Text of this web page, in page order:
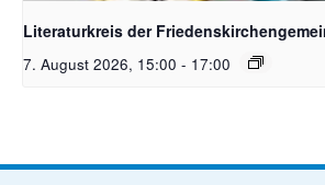
Literaturkreis der
7. August 2026, 15:00 - 17:00